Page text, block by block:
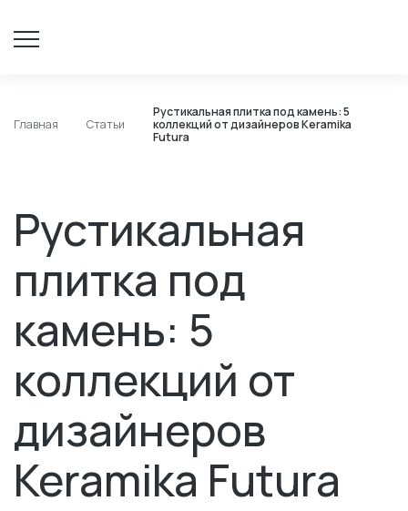
Главная Статьи
Рустикальная плитка под камень: 5
коллекций от дизайнеров Keramika
Futura
Рустикальная
плитка под
камень: 5
коллекций от
дизайнеров
Keramika Futura